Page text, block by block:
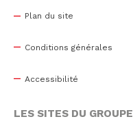
Plan du site
Conditions générales
Accessibilité
LES SITES DU